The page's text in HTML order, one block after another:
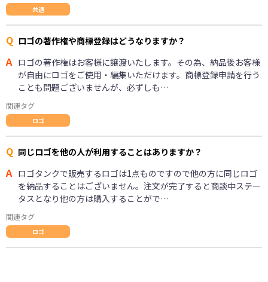
共通
Q ロゴの著作権や商標登録はどうなりますか？
A ロゴの著作権はお客様に譲渡いたします。その為、納品後お客様
が自由にロゴをご使用・編集いただけます。商標登録申請を行う
ことも問題ございませんが、必ずしも…
関連タグ
ロゴ
Q 同じロゴを他の人が利用することはありますか？
A ロゴタンクで販売するロゴは1点ものですので他の方に同じロゴ
を納品することはございません。注文が完了すると商談中ステー
タスとなり他の方は購入することがで…
関連タグ
ロゴ